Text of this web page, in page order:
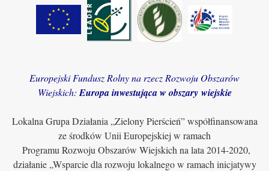
Europejski Fundusz Rolny na rzecz Rozwoju Obszarów
Wiejskich: Europa inwestująca w obszary wiejskie
Lokalna Grupa Działania „Zielony Pierścień” współfinansowana
ze środków Unii Europejskiej w ramach
Programu Rozwoju Obszarów Wiejskich na lata 2014-2020,
działanie „Wsparcie dla rozwoju lokalnego w ramach inicjatywy